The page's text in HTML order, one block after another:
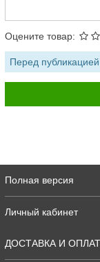
Оцените товар:
Перед
Полная версия
Личный кабинет
ДОСТАВКА И